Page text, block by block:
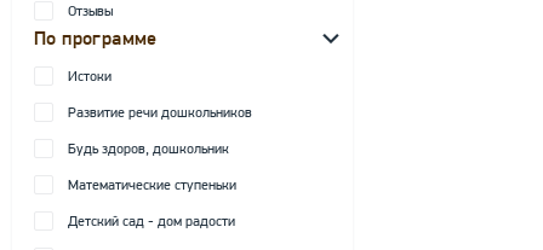
Отзывы
По программе
Истоки
Развитие речи дошкольников
Будь здоров, дошкольник
Математические ступеньки
Детский сад - дом радости